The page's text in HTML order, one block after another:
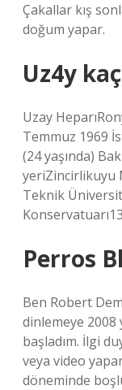
Çakallar kış
doğum yapar.
Uz4y
Uzay
Temmuz 1969
(24 yaşında)
yeriZincirlikuyu
Teknik
Perros
Ben Robert
dinlemeye 2008
başladım. İlgi
veya video
döneminde